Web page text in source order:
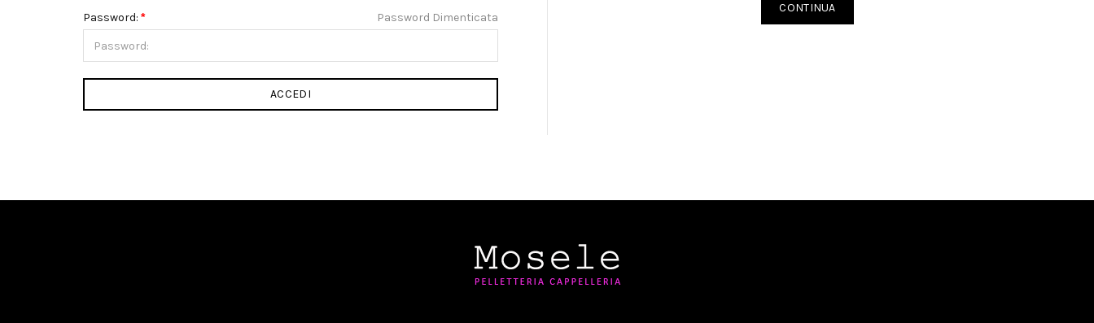
Password: Password Dimenticata
CONTINUA